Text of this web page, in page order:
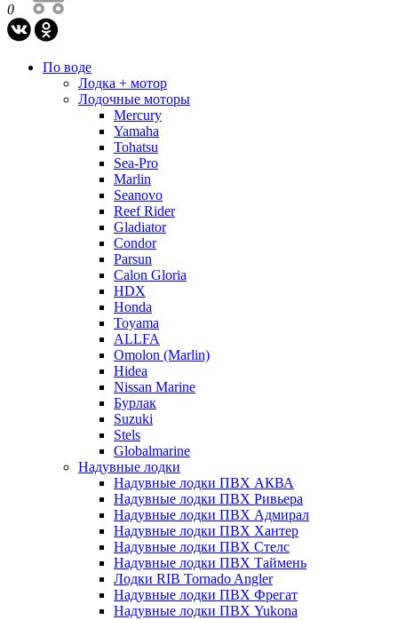
0
По воде
Лодка + мотор
Лодочные моторы
Mercury
Yamaha
Tohatsu
Sea-Pro
Marlin
Seanovo
Reef Rider
Gladiator
Condor
Parsun
Calon Gloria
HDX
Honda
Toyama
ALLFA
Omolon (Marlin)
Hidea
Nissan Marine
Бурлак
Suzuki
Stels
Globalmarine
Надувные лодки
Надувные лодки ПВХ АКВА
Надувные лодки ПВХ Ривьера
Надувные лодки ПВХ Адмирал
Надувные лодки ПВХ Хантер
Надувные лодки ПВХ Стелс
Надувные лодки ПВХ Таймень
Лодки RIB Tornado Angler
Надувные лодки ПВХ Фрегат
Надувные лодки ПВХ Yukona